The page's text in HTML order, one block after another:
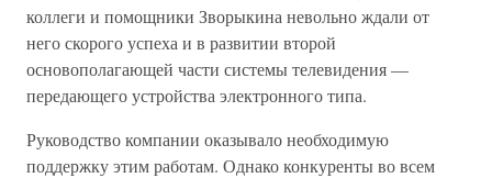
коллеги и помощники Зворыкина невольно ждали от
него скорого успеха и в развитии второй
основополагающей части системы телевидения —
передающего устройства электронного типа.
Руководство компании оказывало необходимую
поддержку этим работам. Однако конкуренты во всем